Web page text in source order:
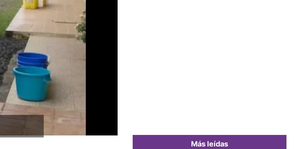
Más leídas